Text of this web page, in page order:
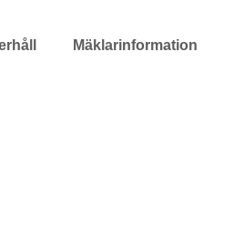
Mäklarinformation